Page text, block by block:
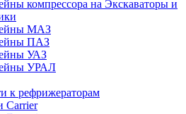
компрессора на Экскаваторы и
МАЗ
ПАЗ
УАЗ
УРАЛ
к рефрижераторам
Carrier